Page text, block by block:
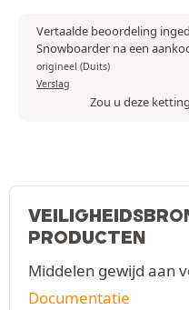
Vertaalde beoordeling
Snowboarder na een
origineel (Duits)
Verslag
Zou u deze
PRODUCTEN
Middelen gewijd aan
Documentatie